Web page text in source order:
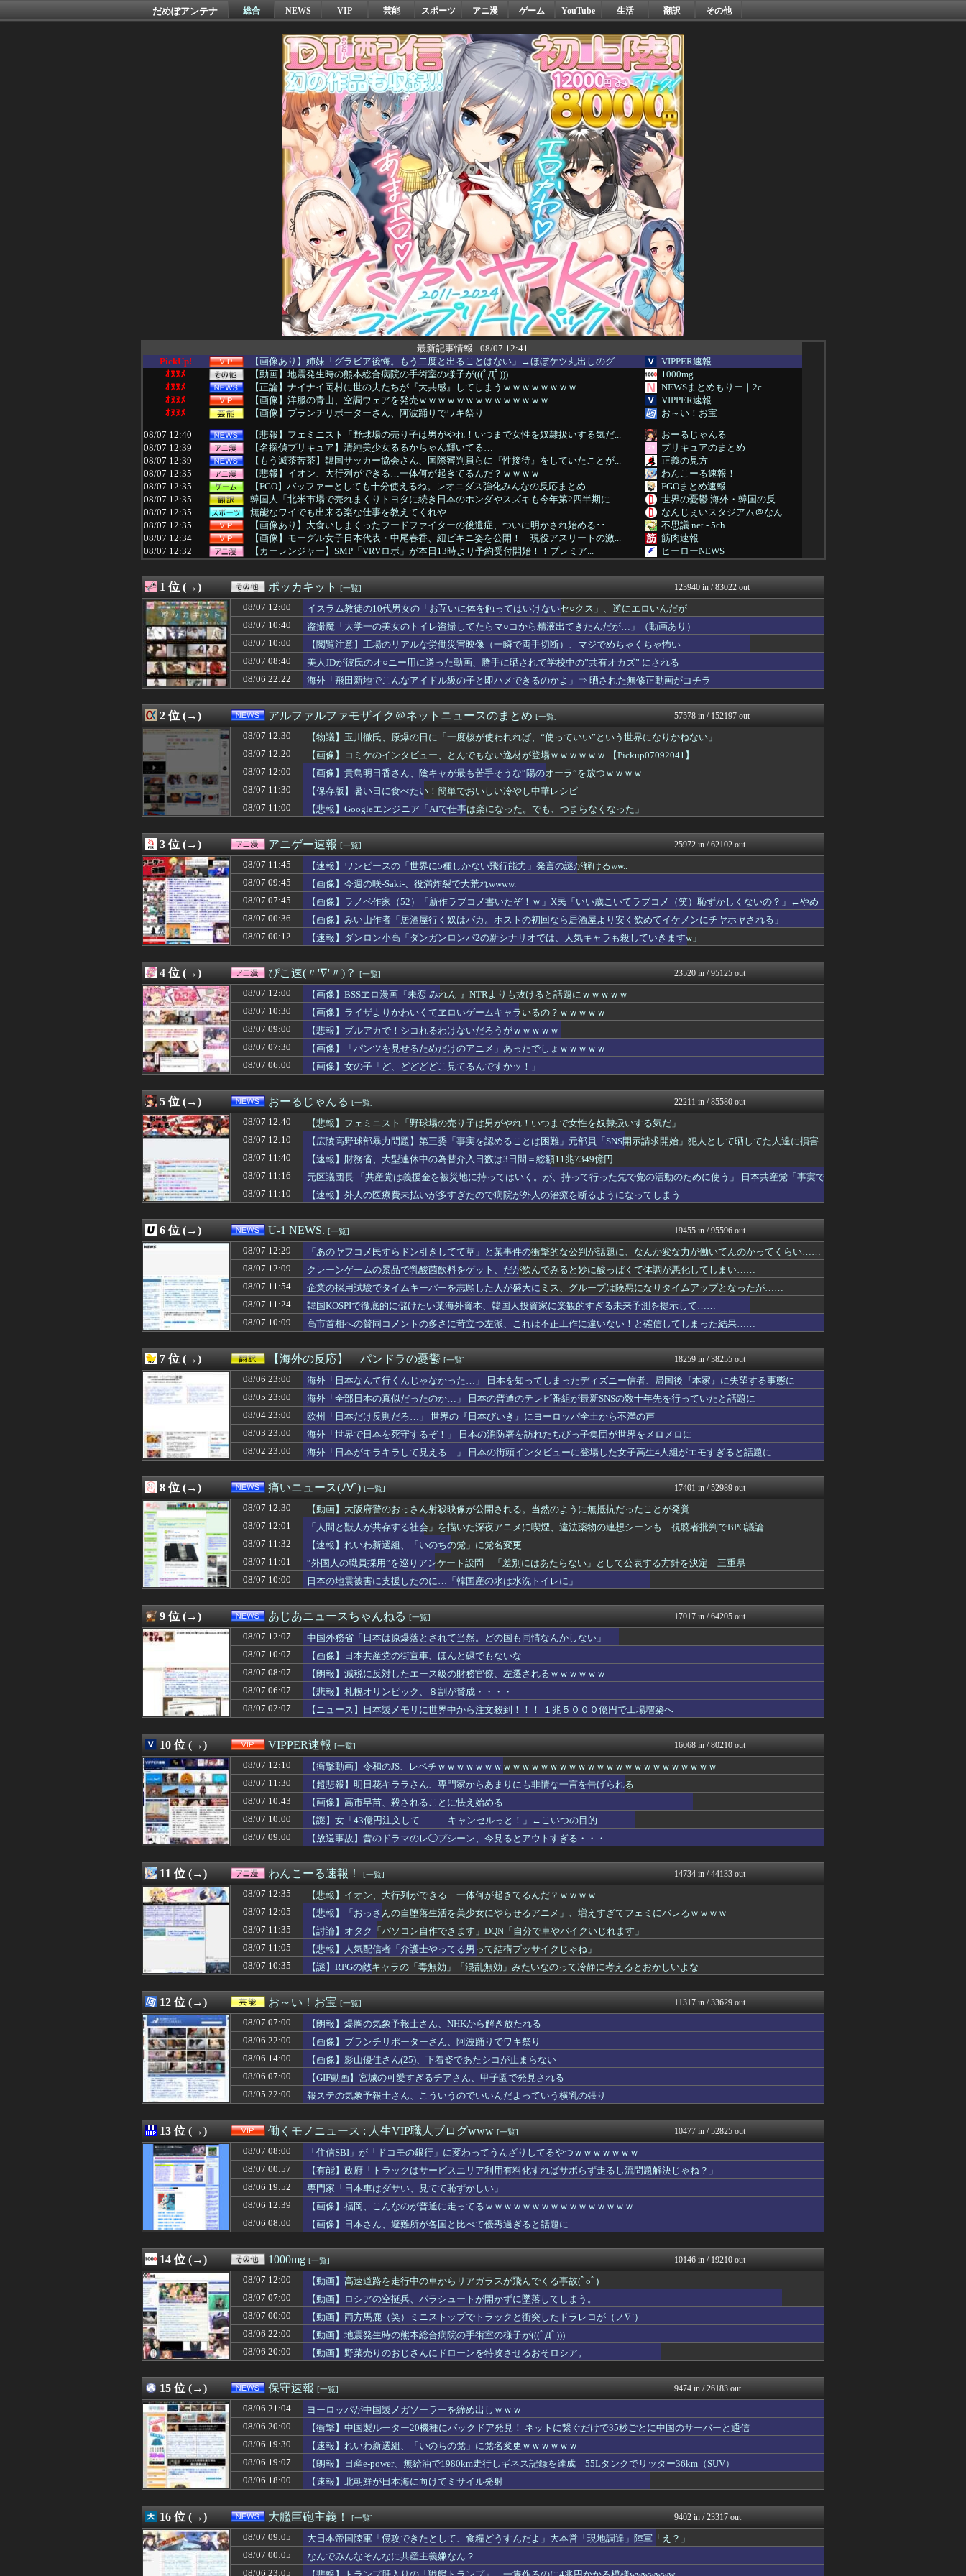
だめぽアンテナ 総合 NEWS VIP 芸能 スポーツ アニ漫 ゲーム YouTube 生活 翻訳 その他
最新記事情報 - 08/07 12:41
PickUp!
【画像あり】姉妹「グラビア後悔。もう二度と出ることはない」→ほぼケツ丸出しのグ...
VIPPER速報
ｵﾇﾇﾒ
【動画】地震発生時の熊本総合病院の手術室の様子が(((ﾟДﾟ)))
1000mg
ｵﾇﾇﾒ
【正論】ナイナイ岡村に世の夫たちが『大共感』してしまうｗｗｗｗｗｗｗｗ
NEWSまとめもりー｜2c...
ｵﾇﾇﾒ
【画像】洋服の青山、空調ウェアを発売ｗｗｗｗｗｗｗｗｗｗｗｗｗｗ
VIPPER速報
ｵﾇﾇﾒ
【画像】ブランチリポーターさん、阿波踊りでワキ祭り
お～い！お宝
08/07 12:40
【悲報】フェミニスト「野球場の売り子は男がやれ！いつまで女性を奴隷扱いする気だ...
おーるじゃんる
08/07 12:39
【名探偵プリキュア】清純美少女るるかちゃん輝いてる…
プリキュアのまとめ
08/07 12:39
【もう滅茶苦茶】韓国サッカー協会さん、国際審判員らに『性接待』をしていたことが...
正義の見方
08/07 12:35
【悲報】イオン、大行列ができる…一体何が起きてるんだ？ｗｗｗｗ
わんこーる速報！
08/07 12:35
【FGO】バッファーとしても十分使えるね。レオニダス強化みんなの反応まとめ
FGOまとめ速報
08/07 12:35
韓国人「北米市場で売れまくりトヨタに続き日本のホンダやスズキも今年第2四半期に...
世界の憂鬱 海外・韓国の反...
08/07 12:35
無能なワイでも出来る楽な仕事を教えてくれや
なんじぇいスタジアム＠なん...
08/07 12:35
【画像あり】大食いしまくったフードファイターの後遺症、ついに明かされ始める･･...
不思議.net - 5ch...
08/07 12:34
【画像】モーグル女子日本代表・中尾春香、紐ビキニ姿を公開！ 現役アスリートの激...
筋肉速報
08/07 12:32
【カーレンジャー】SMP「VRVロボ」が本日13時より予約受付開始！！プレミア...
ヒーローNEWS
08/07 12:30
【競馬】ルメール騎手が『自身のキャリアで騎乗した名馬5頭』を語る
ウマ娘うまぴょい速報
08/07 12:30
【遊戯王情報】「Yu-Gi-Oh! CHAMPIONSHIP SERIES J...
スターライト速報 -遊戯王...
08/07 12:30
【動画】大阪府警のおっさん射殺映像が公開される。当然のように無抵抗だったことが...
痛いニュース(ﾉ∀`)
08/07 12:30
【物議】玉川徹氏、原爆の日に「一度核が使われれば、“使っていい”という世界にな...
アルファルファモザイク＠ネ...
08/07 12:30
【崩壊スターレイル】この売り上げ前年比「3割減」は何が原因なの？なにかしたかい...
原神速報 | GENSHI...
08/07 12:30
「カバの肉を“湖のベーコン”と呼んで後押しした」1910年のアメリカ議会に本当...
みんな知ってた？【海外の反...
08/07 12:30
渡辺明九段、王座戦挑決19手詰に「難易度が最上級」
2ch名人
08/07 12:29
上國料萌衣ちゃん、留学中にマックのバイトに応募するも書類選考で落とされてしまう
℃-ute派なんday
08/07 12:29
「あのヤフコメ民すらドン引きしてて草」と某事件の衝撃的な公判が話題に、なんか変...
U-1 NEWS.
08/07 12:29
【消費減税】日本の社会保障、岐路に 財源5兆円見通し立たず
日本第一！ニュース録
08/07 12:28
共産党信者「募金で共産党を叩くのは、頑張る人を邪魔したいという日本人らしい薄暗...
まとめたニュース
08/07 12:27
【モンハンワイルズ】モンハンをやらない夏なんて何年ぶりだろうか👀
モンハンまとめ速報【モンハ...
08/07 12:26
職場の人妻と不倫をして、ついに、、、
easterEgg
08/07 12:26
高野連「暑熱対策で第2試合は13:30プレイボールや！」
まとめロッテ！
08/07 12:25
海外「日本のアニメの中でも、過小評価されている隠れた名作といえばこの作品なんだ...
08/07 12:25
【悲報】オキニの嬢に70回以上通ったらｗｗｗｗｗｗｗｗｗwwww
バズッター速報
08/07 12:25
ＳＢ山川穂高（4年18億円）、そんなに酷くない
なんじぇいスタジアム＠なん...
08/07 12:22
ラブコメ漫画で応援してたヒロインが負けた時の悲しさは異常
08/07 12:20
【画像】コミケのインタビュー、とんでもない逸材が登場ｗｗｗｗｗｗ 【Picku...
アルファルファモザイク＠ネ...
08/07 12:19
囁きボイスでaikoを歌う遠藤さくらちゃんが可愛すぎる！！！【乃木坂46】
坂道情報通～乃木坂46まと...
08/07 12:19
【画像】こういうお○ぱいが至高だよなｗｗｗ
08/07 12:19
今週末、日本一過酷な山岳レース「TJAR」が開催される
かせまと！
08/07 12:18
【悲報】日産e-power、無給油で1980km走行しギネス記録を達成！！→ス...
08/07 12:17
日経平均2013「1万円です」日経平均2026「6万円です」←これは年収爆上が...
なんJ PUSH!!
08/07 12:16
【悲報】サイバーエージェント、明らかな顔採用で炎上
なんJ PRIDE
08/07 12:15
横浜DeNAベイスターズの戦力、ガチのマジで「整う」
なんじぇいスタジアム＠なん...
08/07 12:15
園の運動会で「みれいあ」ちゃんという名前の子がいた。漢字を教えてもらった瞬間、...
鬼女の宅配便 - 修羅場・...
08/07 12:14
【画像】斉藤が、フ〇ラされてる時の顔www
まとめCUP
08/07 12:13
カープ秋山翔吾プロ初4番抜擢！2塁打＆マルチで躍動！ベテランに希望の光
広島東洋カープまとめブログ...
08/07 12:13
「Sゴーゴージャグラー4KT（北電子）」「LライザのアトリエKD（北電子）」が...
08/07 12:12
エンジニアと絵師界隈のAIへの価値観の違いはなぜ生まれるのか
ゴールデンタイムズ
08/07 12:12
【捏造】ナフサ境野春彦、AI捏造画像を使った高市首相批判記事を公開→大炎上して...
08/07 12:12
【速報】日本、ウルグアイに続き新たな南米強豪との対戦キターｗｗｗｗｗｗｗｗ
08/07 12:12
【画像】元TOKIO山口達也さん、家賃3万4000円の湘南の家からYouTub...
08/07 12:12
「MCUの過去作を予習しなくても大丈夫」←これ
ヒーローNEWS
08/07 12:12
俺(52)、女(28)との不倫が嫁に発覚。離婚に応じたはずの嫁からエグすぎる攻...
08/07 12:11
【画像】このスケベフィギュア玄関に飾ろうと思うんやが…
異世界転生まとめ速報
08/07 12:10
【画像】二階堂ふみ、映画の濡れ場で乳首丸出し
まとめ芸能＠美女画像まとめ...
08/07 12:10
百合子「隣に座る貴女」【ミリマス】
SS 森きのこ！
08/07 12:10
母「旅に出なさい」 ニート俺「え？」
えすえすログ
【衝撃動画】令和のJS、レベチｗｗｗｗｗｗｗｗｗｗｗｗｗｗｗｗｗｗｗｗｗｗｗｗ...
VIPPER速報
08/07 12:10
「圧倒的な美貌よ」アーセナル移籍が秒読み…ブラジル代表28歳の“美しすぎる妻”...
08/07 12:10
【広陵高野球部暴力問題】第三委「事実を認めることは困難」元部員「SNS開示請求...
おーるじゃんる
08/07 12:09
大学時代に何故か人気ある男子学生がいた。学部やサークルの垣根を問わずにあらゆる...
おうち速報
08/07 12:09
クレーンゲームの景品で乳酸菌飲料をゲット、だが飲んでみると妙に酸っぱくて体調が...
U-1 NEWS.
08/07 12:09
【画像】チー牛が好きなコンテンツ一覧wwwwwwwwwww
08/07 12:09
【画像】可愛すぎる不登校JKが見つかるｗｗｗｗｗｗｗｗｗｗｗｗ❤
なんJミュージアム
08/07 12:09
【ベルセルク】ねんどろいど「ガッツ 狂戦士の甲冑Ver. BLOOD EDIT...
fig速
【画像】にじさんじだと誰が好きなの？
トレンドの通り道
08/07 12:08
【ウマ娘】バッドイベントの中でもサボり癖だけは許さん
ウマ娘まとめ超速報！
08/07 12:07
【遊戯王OCG情報】Vジャンプ10月号付属『宿命の決闘』の効果が判明！
スターライト速報 -遊戯王...
08/07 12:07
中国外務省「日本は原爆落とされて当然。どの国も同情なんかしない」
あじあニュースちゃんねる
08/07 12:07
【モンスターハンター】ねんどろいど「リオレウス」【予約開始】
fig速
08/07 12:07
【勇者王ガオガイガー】PLAMATEA「獅子王凱」プラモデル【予約開始】
fig速
08/07 12:05
韓国人「韓国サッカー協会の審判買収、遂に海外でも話題に…」→「2002年の栄光...
海外トークログ
08/07 12:05
【日向坂46】今回はお手頃価格？日向坂46とBEAMSのコラボが決定！！
08/07 12:05
生理の予定が８月６日なんだけど７月２９日にドバッと鮮血でたから生理かな？って思...
子育てちゃんねる
08/07 12:05
【ファーム試合実況】ヤクルトvsオリックス 8/7/12:00
ツバメ速報＠ヤクルトスワロ...
08/07 12:05
【トリダモノ氏オリジナルキャラクター】PLAMATEA「MXちゃん」プラモデル...
fig速
とんこつらーめんが全く流行らない理由ってなんやろな？
08/07 12:05
オタクに優しいギャル「あっそれプリキュアのｴﾛ同人誌じゃんww♡」
2次元に捉われない
08/07 12:05
【新台】山佐「スマスロゼーガペインETR」販売告知にて筐体公開来たぞ！次世代ゼ...
パチンコ・パチスロ.com
08/07 12:05
【画像】令和の柏崎星奈ちゃん、めっちゃくちゃエロい
アニチャット
08/07 12:05
t.A.T.u.のドタキャンは「Ｍステ」だけじゃなかった！
V系まとめ速報
08/07 12:05
【悲報】「おっさんの自堕落生活を美少女にやらせるアニメ」、増えすぎてフェミにバ...
08/07 12:05
【警告】国税庁「ごめん、君らがちゃんと納税してくれないとこうなっちゃうけどどう...
不思議.net - 5ch...
08/07 12:05
【画像】明日花キララ(37)さん、現在のビジュアルが話題になってしまうｗｗｗｗ...
女子アナお宝画像速報－5c...
08/07 12:05
【悲報】ヤニねこ、BPOで問題視されるｗｗｗｗｗｗｗｗｗｗｗｗｗ
カンダタ速報
08/07 12:04
【勝利の女神:NIKKE】グッスマ上海「エレグ:ブーム・アンド・ショック」1/...
08/07 12:04
東山奈央って可愛いよな
おたくみくす 声優まとめ
08/07 12:03
【朗報】じゃあ逆に「男からも嫌われるヒロイン」って誰がいるんだｗｗｗ
アニはつ -アニメ発信場-
08/07 12:03
【動画】美少女4人組の20年後の姿がヤバいwwwwww
まにゅそく 2chまとめニ...
08/07 12:03
【正論】カンニング竹山、消費税減税失敗→増税の流れ想像「次誰が総理やりたいと思...
watch＠２ちゃんねる
08/07 12:03
【遊戯王】サイバーストラクはなんなんこれ？
遊戯王マスターデュエルまと...
08/07 12:03
【画像】「すんげえ」143センチ Iカップ 38kgのアイドル塩望ももこが話題...
【画像】ゴールデンカムイを勢いで読んでても「何こいつ…」ってなるシーンｗｗｗｗ
※「ガンダムクエストIV 導かれし者たち」にありそうなこと
GUNDAM.LOG｜ガン...
08/07 12:01
【ウマ娘】美浦寮が主催する納涼夏祭りで各ウマ娘が出しそうな催し物
08/07 12:01
DeNA相川監督「カウントをつくれない、ストライクを投げられない」ビド２軍再調...
08/07 12:01
ワンピース原作者・尾田栄一郎が描いた担当編集の似顔絵「ムダに東大卒」
なんJ PRIDE
08/07 12:01
【動画】福岡の電車、複数の駅で「チンポッ❤」というアナウンスが流れ大騒ぎwww...
キニ速
08/07 12:01
【スマホ】急増する「自分の頭で考えない子」。すぐ検索が当たり前に 「タイパ」至...
資格ちゃんねる
08/07 12:01
【遊戯OCG情報】ORIGINAL ARTWORK COLLECTIONに『神...
スターライト速報 -遊戯王...
08/07 12:01
ゲームコントローラー地味に高くなる
PCパーツまとめ
08/07 12:01
【ウマ娘】ブルアカの新仕様ガチャの何が恐ろしいかを最近のウマ娘ガチャに例えると...
08/07 12:01
【朗報】Amazon、汗が飛び散る灼熱の「マンガ毎週末セール（50%還元）」を...
ヒロイモノ中毒
08/07 12:00
【急募】「みんな仕事帰りに家で何してんの？」←これ・・・・
08/07 12:00
【東方】魔理沙「暑いぜ」
08/07 12:00
【艦これ】イベで掘るのと恒常落ちまってから掘るのどっちが楽なん？
艦これ速報 艦隊これくしょ...
08/07 12:00
ランチ会に子供3人を連れてきたママ。子供1人や単身参加者と同額しか払おうとせず...
渡る世間はキチばかり - ...
08/07 12:00
【まどドラ】次のやちよさんは実装するならドッペルだろう
まどドラまとめ速報 魔法少...
08/07 12:00
【後編】実家が遠くて里帰りできない私に義母達が義実家に来るよう勧めてくる。3D...
修羅場ライフ速報
08/07 12:00
【画像】BSSヱロ漫画『未恋-みれん-』NTRよりも抜けると話題にｗｗｗｗｗ
08/07 12:00
魚介料理の美味しい県に観光に行きたいんやが
登山ちゃんねる
08/07 12:00
【動画】高速道路を走行中の車からリアガラスが飛んでくる事故(ﾟoﾟ)
1000mg
08/07 12:00
バイク乗りワイ、バイク降りる事を決意する
【ホロライブ】アキロゼ、映画をきっかけに「ちいかわ」にどハマり「今では毎晩1時...
【超悲報】Z新入社員、意地でも「9月の社員旅行」の計画をやらないｗｗｗｗｗ
投資ちゃんねる
08/07 12:00
リュウジ氏「ダルい料理トップ10に入る」夏の定番料理は冷やし中華 「あり得ない...
気団談
08/07 12:00
花宮初奈さん、バンドリで早くも大人気ｗｗｗｗ
ぐら速 -声優まとめ速報-
08/07 12:00
【ウマ娘】阪神タイガースとメジロマックイーンは無関係です！
パカ娘速報！！ウマ娘まとめ...
08/07 12:00
若槻千夏「あそこの丸亀製麺の水は都内で1番おいしい」「行ってみて！本当に飲んで...
08/07 12:00
【仮面ライダーゼッツ】このOPカッコよくない？本編の展開ちゃんと反映してて完成...
08/07 12:00
#韓国質問サイト 『韓国がアメリカと戦争したら？』、『北朝鮮と中国が駆けつけて...
日本と韓国は敵か？味方か？...
08/07 12:00
【2/2】夫と死別して実家に戻った私に弟嫁が「男の子だったらあげますよ☆」と妊...
修羅の華-家庭・生活まとめ
08/07 12:00
【ミリマス】ついに美咲ちゃんが大人の色気を出し始めた…！
08/07 12:00
たまったギターマガジンどうしてる？ 音まとめアーカイブ
08/07 12:00
【画像】貴島明日香さん、陰キャが最も苦手そうな“陽のオーラ”を放つｗｗｗｗ
アルファルファモザイク＠ネ...
08/07 12:00
霊感あるとか言ってる奴ってただのホラ吹きじゃねーの？
ネラーボイス
08/07 12:00
【ラブライブ！】のん「自転車補助輪なしで乗ったことない」さく「えぇ！？そんな人...
コンテンツ・声優 | ラブ...
08/07 12:00
『当たれば飛ぶ外国人』←阪神はこれが地味にハードル高かった件
08/07 12:00
【悲報】上沼恵美子ブチギレ「簡単にそうめん作れ言うけど、そうめん作りて地獄なん...
ラーメン速報｜2chまとめ...
08/07 12:00
【従業員退職型倒産】従業員「退職」で倒産、5年連続で増加 過去最多ペースで推移...
みそパンNEWS
08/07 12:00
海外「日本のパチコン企業が過去10年間で半分となる。日本にとって良いことだな」
ガラパゴスジャパン - 海...
08/07 12:00
【グラブル】150個溜まった！
08/07 12:00
注文住宅を建てたんだけど、２年近く待たされた挙げ句、追加費用1400万請求され...
08/07 12:00
【悲報】地震の瞬間の手術室の防犯カメラ映像！
ニュース30over
08/07 12:00
「よなよなエール」のヤッホーブルーイング 強制チェイサー「ふらつくビアグラス」...
ほんわかMkⅡ
08/07 12:00
小学校講師、とんでもない所からのタレコミがあり児童ポルノ禁止法違反で逮捕
オレ的ゲーム速報＠刃
08/07 12:00
最新の伊藤純奈さん、ふくらみがガチでエグいって・・・
乃木通 乃木坂46櫻坂46...
08/07 12:00
「弟に自信をつけさせたいの」母から一晩で10回、証券口座のログイン情報を求めら...
08/07 12:00
【海外の反応】韓国が日本による竹島の領有権主張に対して強く抗議したらしい → ...
08/07 12:00
海外「二度買えないものは、買えるうちに入らない」父に言われた一言でお金の使い方...
Ask Reddit まと...
08/07 12:00
日本のゲームなのにメニュー画面が英語だらけなの英語圏の人からすると奇妙に見える...
けおけお速報
08/07 12:00
【衝撃】韓国人「日本で人気のこのデザート、うちのアレじゃん」
08/07 12:00
【FGO】グランドみんな金フォウいれてるもん？
08/07 12:00
イスラム教徒の10代男女の「お互いに体を触ってはいけないセ○クス」、逆にエロい...
ポッカキット
08/07 12:00
安亭事件とは何か——労働者が上海・南京間の鉄道を31時間止めた造反派の始まり ネトウヨにゅーす
1 位 (→) ポッカキット [一覧] 123940 in / 83022 out
08/07 12:00
イスラム教徒の10代男女の「お互いに体を触ってはいけないセ○クス」、逆にエロいんだが
08/07 10:40
盗撮魔「大学一の美女のトイレ盗撮してたらマ○コから精液出てきたんだが…」（動画あり）
08/07 10:00
【閲覧注意】工場のリアルな労働災害映像（一瞬で両手切断）、マジでめちゃくちゃ怖い
08/07 08:40
美人JDが彼氏のオ○ニー用に送った動画、勝手に晒されて学校中の”共有オカズ” にされる
08/06 22:22
海外「飛田新地でこんなアイドル級の子と即ハメできるのかよ」⇒ 晒された無修正動画がコチラ
2 位 (→) アルファルファモザイク＠ネットニュースのまとめ [一覧] 57578 in / 152197 out
08/07 12:30
【物議】玉川徹氏、原爆の日に「一度核が使われれば、“使っていい”という世界になりかねない」
08/07 12:20
【画像】コミケのインタビュー、とんでもない逸材が登場ｗｗｗｗｗｗ 【Pickup07092041】
08/07 12:00
【画像】貴島明日香さん、陰キャが最も苦手そうな“陽のオーラ”を放つｗｗｗｗ
08/07 11:30
【保存版】暑い日に食べたい！簡単でおいしい冷やし中華レシピ
08/07 11:00
【悲報】Googleエンジニア「AIで仕事は楽になった。でも、つまらなくなった」
3 位 (→) アニゲー速報 [一覧] 25972 in / 62102 out
08/07 11:45
【速報】ワンピースの「世界に5種しかない飛行能力」発言の謎が解けるww..
08/07 09:45
【画像】今週の咲-Saki-、役満炸裂で大荒れwwww.
08/07 07:45
【画像】ラノベ作家（52）「新作ラブコメ書いたぞ！ｗ」X民「いい歳こいてラブコメ（笑）恥ずかしくないの？」←やめ
たれｗと話題に
08/07 00:36
【画像】みい山作者「居酒屋行く奴はバカ。ホストの初回なら居酒屋より安く飲めてイケメンにチヤホヤされる」
08/07 00:12
【速報】ダンロン小高「ダンガンロンパ2の新シナリオでは、人気キャラも殺していきますw」
4 位 (→) ぴこ速(〃'∇'〃)？ [一覧] 23520 in / 95125 out
08/07 12:00
【画像】BSSヱロ漫画『未恋-みれん-』NTRよりも抜けると話題にｗｗｗｗｗ
08/07 10:30
【画像】ライザよりかわいくてヱロいゲームキャラいるの？ｗｗｗｗｗ
08/07 09:00
【悲報】ブルアカで！シコれるわけないだろうがｗｗｗｗｗ
08/07 07:30
【画像】「パンツを見せるためだけのアニメ」あったでしょｗｗｗｗｗ
08/07 06:00
【画像】女の子「ど、どどどどこ見てるんですかッ！」
5 位 (→) おーるじゃんる [一覧] 22211 in / 85580 out
08/07 12:40
【悲報】フェミニスト「野球場の売り子は男がやれ！いつまで女性を奴隷扱いする気だ」
08/07 12:10
【広陵高野球部暴力問題】第三委「事実を認めることは困難」元部員「SNS開示請求開始」犯人として晒してた人達に損害
賠償請求訴訟を起こす方針
08/07 11:40
【速報】財務省、大型連休中の為替介入日数は3日間＝総額11兆7349億円
08/07 11:16
元区議団長 「共産党は義援金を被災地に持ってはいく。が、持って行った先で党の活動のために使う」 日本共産党「事実で
はありません」
08/07 11:10 【速報】外人の医療費未払いが多すぎたので病院が外人の治療を断るようになってしまう
6 位 (→) U-1 NEWS. [一覧] 19455 in / 95596 out
08/07 12:29
「あのヤフコメ民すらドン引きしてて草」と某事件の衝撃的な公判が話題に、なんか変な力が働いてんのかってくらい……
08/07 12:09
クレーンゲームの景品で乳酸菌飲料をゲット、だが飲んでみると妙に酸っぱくて体調が悪化してしまい……
08/07 11:54
企業の採用試験でタイムキーパーを志願した人が盛大にミス、グループは険悪になりタイムアップとなったが……
08/07 11:24
韓国KOSPIで徹底的に儲けたい某海外資本、韓国人投資家に楽観的すぎる未来予測を提示して……
08/07 10:09
高市首相への賛同コメントの多さに苛立つ左派、これは不正工作に違いない！と確信してしまった結果……
7 位 (→) 【海外の反応】 パンドラの憂鬱 [一覧] 18259 in / 38255 out
08/06 23:00
海外「日本なんて行くんじゃなかった…」 日本を知ってしまったディズニー信者、帰国後『本家』に失望する事態に
08/05 23:00
海外「全部日本の真似だったのか…」 日本の普通のテレビ番組が最新SNSの数十年先を行っていたと話題に
08/04 23:00
欧州「日本だけ反則だろ…」 世界の『日本びいき』にヨーロッパ全土から不満の声
08/03 23:00
海外「世界で日本を死守するぞ！」 日本の消防署を訪れたちびっ子集団が世界をメロメロに
08/02 23:00
海外「日本がキラキラして見える…」 日本の街頭インタビューに登場した女子高生4人組がエモすぎると話題に
8 位 (→) 痛いニュース(ﾉ∀`) [一覧] 17401 in / 52989 out
08/07 12:30
【動画】大阪府警のおっさん射殺映像が公開される。当然のように無抵抗だったことが発覚
08/07 12:01
「人間と獣人が共存する社会」を描いた深夜アニメに喫煙、違法薬物の連想シーンも…視聴者批判でBPO議論
08/07 11:32
【速報】れいわ新選組、「いのちの党」に党名変更
08/07 11:01
“外国人の職員採用”を巡りアンケート設問 「差別にはあたらない」として公表する方針を決定 三重県
08/07 10:00
日本の地震被害に支援したのに…「韓国産の水は水洗トイレに」
9 位 (→) あじあニュースちゃんねる [一覧] 17017 in / 64205 out
08/07 12:07
中国外務省「日本は原爆落とされて当然。どの国も同情なんかしない」
08/07 10:07
【画像】日本共産党の街宣車、ほんと碌でもないな
08/07 08:07
【朗報】減税に反対したエース級の財務官僚、左遷されるｗｗｗｗｗｗ
08/07 06:07
【悲報】札幌オリンピック、８割が賛成・・・・
08/07 02:07
【ニュース】日本製メモリに世界中から注文殺到！！！ １兆５０００億円で工場増築へ
10 位 (→) VIPPER速報 [一覧] 16068 in / 80210 out
08/07 12:10
【衝撃動画】令和のJS、レベチｗｗｗｗｗｗｗｗｗｗｗｗｗｗｗｗｗｗｗｗｗｗｗｗｗｗｗｗｗｗ
08/07 11:30
【超悲報】明日花キララさん、専門家からあまりにも非情な一言を告げられる
08/07 10:43
【画像】高市早苗、殺されることに怯え始める
08/07 10:00
【謎】女「43億円注文して………キャンセルっと！」←こいつの目的
08/07 09:00
【放送事故】昔のドラマのレ◯プシーン、今見るとアウトすぎる・・・
11 位 (→) わんこーる速報！ [一覧] 14734 in / 44133 out
08/07 12:35
【悲報】イオン、大行列ができる…一体何が起きてるんだ？ｗｗｗｗ
08/07 12:05
【悲報】「おっさんの自堕落生活を美少女にやらせるアニメ」、増えすぎてフェミにバレるｗｗｗｗ
08/07 11:35
【討論】オタク「パソコン自作できます」DQN「自分で車やバイクいじれます」
08/07 11:05
【悲報】人気配信者「介護士やってる男って結構ブッサイクじゃね」
08/07 10:35
【謎】RPGの敵キャラの「毒無効」「混乱無効」みたいなのって冷静に考えるとおかしいよな
12 位 (→) お～い！お宝 [一覧] 11317 in / 33629 out
08/07 07:00
【朗報】爆胸の気象予報士さん、NHKから解き放たれる
08/06 22:00
【画像】ブランチリポーターさん、阿波踊りでワキ祭り
08/06 14:00
【画像】影山優佳さん(25)、下着姿であたシコが止まらない
08/06 07:00
【GIF動画】宮城の可愛すぎるチアさん、甲子園で発見される
08/05 22:00
報ステの気象予報士さん、こういうのでいいんだよっていう横乳の張り
13 位 (→) 働くモノニュース : 人生VIP職人ブログwww [一覧] 10477 in / 52825 out
08/07 08:00
「住信SBI」が「ドコモの銀行」に変わってうんざりしてるやつｗｗｗｗｗｗｗ
08/07 00:57
【有能】政府「トラックはサービスエリア利用有料化すればサボらず走るし流問題解決じゃね？」
08/06 19:52
専門家「日本車はダサい、見てて恥ずかしい」
08/06 12:39
【画像】福岡、こんなのが普通に走ってるｗｗｗｗｗｗｗｗｗｗｗｗｗｗｗｗ
08/06 08:00
【画像】日本さん、避難所が各国と比べて優秀過ぎると話題に
14 位 (→) 1000mg [一覧] 10146 in / 19210 out
08/07 12:00
【動画】高速道路を走行中の車からリアガラスが飛んでくる事故(ﾟoﾟ)
08/07 07:00
【動画】ロシアの空挺兵、パラシュートが開かずに墜落してしまう。
08/07 00:00
【動画】両方馬鹿（笑）ミニストップでトラックと衝突したドラレコが（ノ∇`）
08/06 22:00
【動画】地震発生時の熊本総合病院の手術室の様子が(((ﾟДﾟ)))
08/06 20:00
【動画】野菜売りのおじさんにドローンを特攻させるおそロシア。
15 位 (→) 保守速報 [一覧] 9474 in / 26183 out
08/06 21:04
ヨーロッパが中国製メガソーラーを締め出しｗｗｗ
08/06 20:00
【衝撃】中国製ルーター20機種にバックドア発見！ ネットに繋ぐだけで35秒ごとに中国のサーバーと通信
08/06 19:30
【速報】れいわ新選組、「いのちの党」に党名変更ｗｗｗｗｗｗ
08/06 19:07
【朗報】日産e-power、無給油で1980km走行しギネス記録を達成 55Lタンクでリッター36km（SUV）
08/06 18:00
【速報】北朝鮮が日本海に向けてミサイル発射
16 位 (→) 大艦巨砲主義！ [一覧] 9402 in / 23317 out
08/07 09:05
大日本帝国陸軍「侵攻できたとして、食糧どうすんだよ」大本営「現地調達」陸軍「え？」
08/07 00:05
なんでみんなそんなに共産主義嫌なん？
08/06 23:05